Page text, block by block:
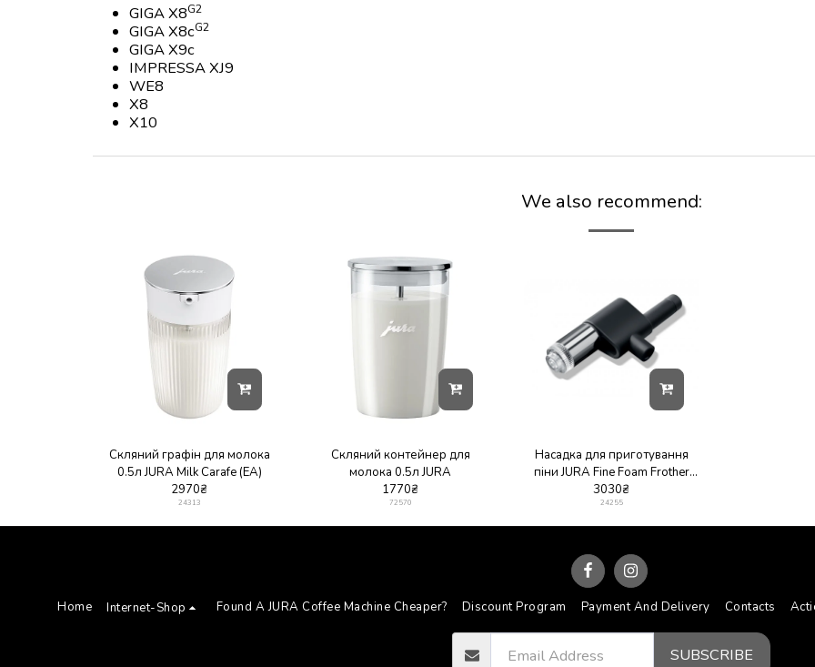
GIGA X8G2
GIGA X8cG2
GIGA X9c
IMPRESSA XJ9
WE8
X8
X10
We also recommend:
Скляний графін для молока
0.5л JURA Milk Сarafe (EA)
2970₴
24313
Скляний контейнер для
молока 0.5л JURA
1770₴
72570
Насадка для приготування
піни JURA Fine Foam Frother
(EA)
3030₴
24255
Home Internet-Shop Found A JURA Coffee Machine Cheaper? Discount Program Payment And Delivery Contacts
SUBSCRIBE